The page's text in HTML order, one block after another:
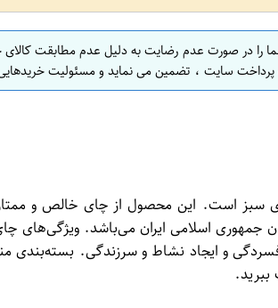
را در صورت عدم رضایت به دلیل عدم مطابقت
سایت ، تضمین می نماید و مسئولیت